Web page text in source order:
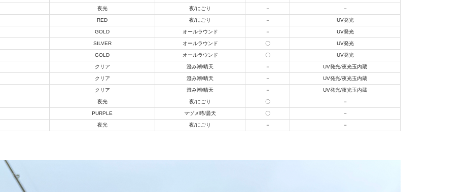
C-
かなり使用感があり、全体的に目立つ傷が多
い品
D
著しく状態が悪いが使用はできるもの、改造
品も含む
※ルアー、エギ、雑品、その他につきましてはランク表記はございません。 状態は写真にてご
確認ください。
夜光 夜/にごり － －
RED 夜/にごり － UV発光
GOLD オールラウンド － UV発光
SILVER オールラウンド 〇 UV発光
GOLD オールラウンド 〇 UV発光
クリア 澄み潮/晴天 － UV発光/夜光玉内蔵
クリア 澄み潮/晴天 － UV発光/夜光玉内蔵
クリア 澄み潮/晴天 － UV発光/夜光玉内蔵
夜光 夜/にごり 〇 －
PURPLE マヅメ時/曇天 〇 －
夜光 夜/にごり － －